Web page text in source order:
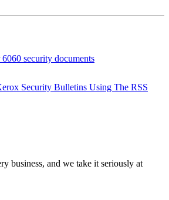
security documents
Security Bulletins Using The RSS
business, and we take it seriously at